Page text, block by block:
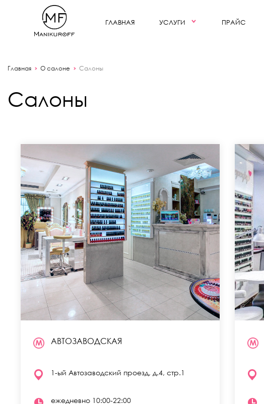
ГЛАВНАЯ УСЛУГИ ПРАЙС
Главная О салоне Салоны
Салоны
АВТОЗАВОДСКАЯ
1-ый Автозаводский проезд, д.4, стр.1
ежедневно 10:00-22:00